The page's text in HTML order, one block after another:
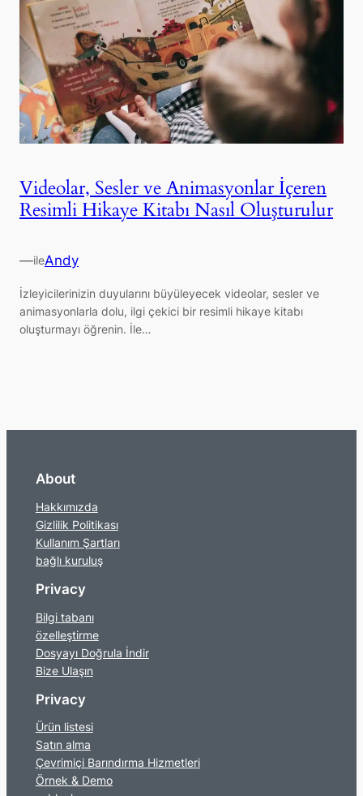
Videolar, Sesler ve Animasyonlar İçeren
Resimli Hikaye Kitabı Nasıl Oluşturulur
—ileAndy
İzleyicilerinizin duyularını büyüleyecek videolar, sesler ve
animasyonlarla dolu, ilgi çekici bir resimli hikaye kitabı
oluşturmayı öğrenin. İle…
About
Hakkımızda
Gizlilik Politikası
Kullanım Şartları
bağlı kuruluş
Privacy
Bilgi tabanı
özelleştirme
Dosyayı Doğrula İndir
Bize Ulaşın
Privacy
Ürün listesi
Satın alma
Çevrimiçi Barındırma Hizmetleri
Örnek & Demo